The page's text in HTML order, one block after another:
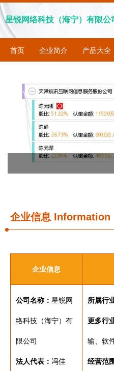
星锐网络科技（海宁）有限公
首页 企业简介 产品大全
企业信息 Information
企业信息
公司名称： 星锐网
络科技（海宁）有
限公司
法人代表： 冯佳
所属行
更多行
输、软
经营范